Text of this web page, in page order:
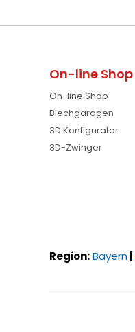
On-line Shop
On-line Shop
Blechgaragen
3D Konfigurator
3D-Zwinger
Region:Bayern